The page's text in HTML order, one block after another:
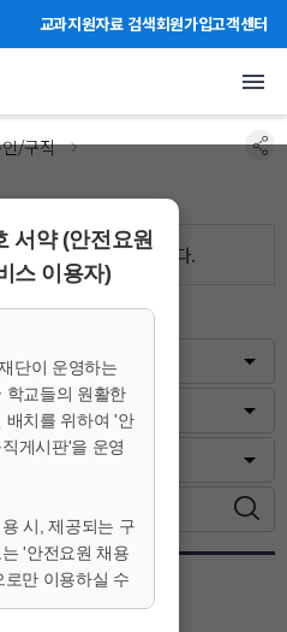
바로가기
바로가기
바로가기
교과지원자료 검색회원가입고객센터
/구직
원 인력풀을 공유합니다.
서약 (안전요원
스 이용자)
단이 운영하는
학교들의 원활한
배치를 위하여 '안
게시판'을 운영
시, 제공되는 구
'안전요원 채용
로만 이용하실 수